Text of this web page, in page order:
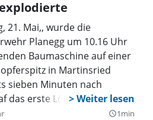
21. Mai,, wurde die
Planegg um 10.16 Uhr
Baumaschine auf einer
in Martinsried
sieben Minuten nach
das erste Löschfahrzeug
an der Einsatzstelle
query_builder1min